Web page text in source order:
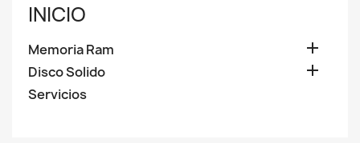
INICIO
Memoria Ram 
Disco Solido 
Servicios